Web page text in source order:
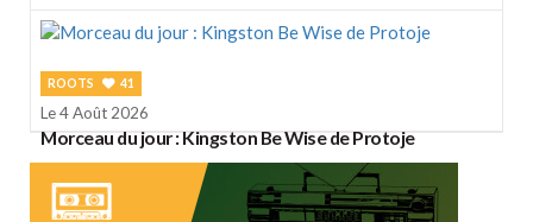
ROOTS 41
Le 4 Août 2026
Morceau du jour : Kingston Be Wise de Protoje